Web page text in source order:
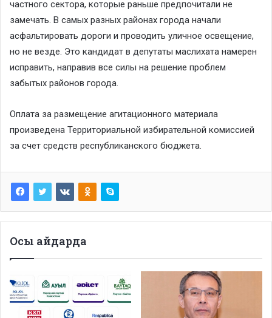
частного сектора, которые раньше предпочитали не
замечать. В самых разных районах города начали
асфальтировать дороги и проводить уличное освещение,
но не везде. Это кандидат в депутаты маслихата намерен
исправить, направив все силы на решение проблем
забытых районов города.
Оплата за размещение агитационного материала
произведена Территориальной избирательной комиссией
за счет средств республиканского бюджета.
Осы айдарда